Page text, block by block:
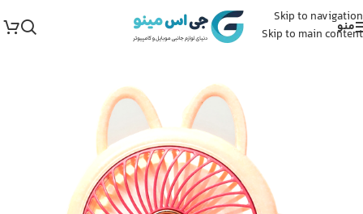
Skip to navigation
Skip to main content
منو